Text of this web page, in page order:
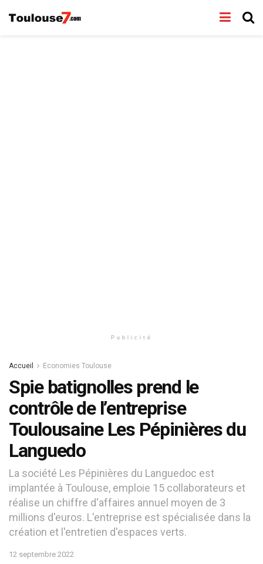
Publicité
Accueil Economies Toulouse
Spie batignolles prend le
contrôle de l’entreprise
Toulousaine Les Pépinières du
Languedo
La société Les Pépinières du Languedoc est
implantée à Toulouse, emploie 15 collaborateurs et
réalise un chiffre d'affaires annuel moyen de 3
millions d'euros. L'entreprise est spécialisée dans la
création et l'entretien d'espaces verts.
12 septembre 2022